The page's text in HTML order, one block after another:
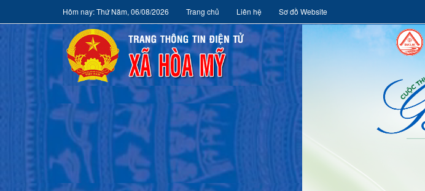
Hôm nay: Thứ Năm, 06/08/2026 Trang chủ Liên hệ Sơ đồ Website